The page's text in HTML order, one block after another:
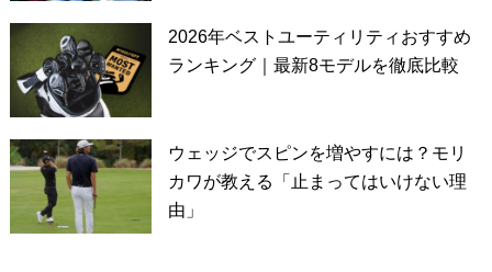
2026年ベストユーティリティおすすめ
ランキング｜最新8モデルを徹底比較
ウェッジでスピンを増やすには？モリ
カワが教える「止まってはいけない理
由」